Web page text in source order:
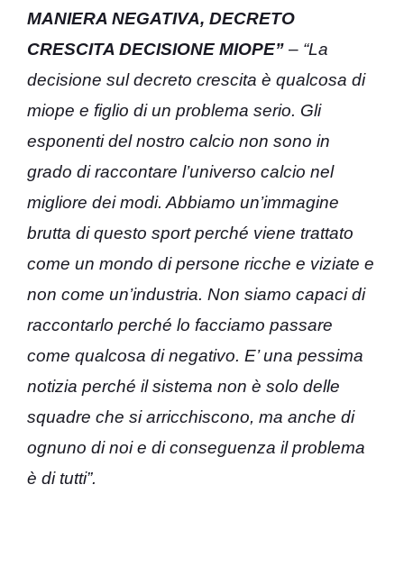
MANIERA NEGATIVA, DECRETO
CRESCITA DECISIONE MIOPE” – “La
decisione sul decreto crescita è qualcosa di
miope e figlio di un problema serio. Gli
esponenti del nostro calcio non sono in
grado di raccontare l’universo calcio nel
migliore dei modi. Abbiamo un’immagine
brutta di questo sport perché viene trattato
come un mondo di persone ricche e viziate e
non come un’industria. Non siamo capaci di
raccontarlo perché lo facciamo passare
come qualcosa di negativo. E’ una pessima
notizia perché il sistema non è solo delle
squadre che si arricchiscono, ma anche di
ognuno di noi e di conseguenza il problema
è di tutti”.